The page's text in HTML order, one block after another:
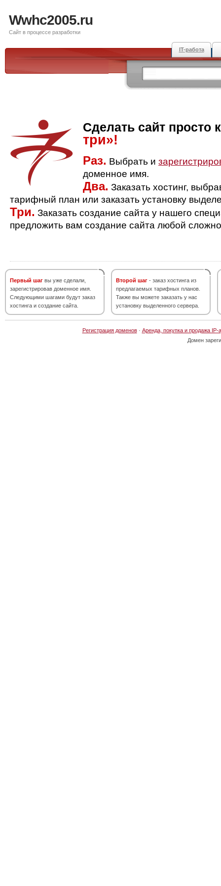
Wwhc2005.ru
Сайт в процессе разработки
IT-работа
Сделать сайт просто
три»!
Раз. Выбрать и
доменное имя.
Два. Заказать хостинг,
тарифный план или заказать установку
Три. Заказать создание сайта у нашего
предложить вам создание сайта любой
Первый шаг вы уже сделали,
зарегистрировав доменное имя.
Следующими шагами будут заказ
хостинга и создание сайта.
Второй шаг - заказ хостинга из
предлагаемых тарифных планов.
Также вы можете заказать у нас
установку выделенного сервера.
Регистрация доменов· Аренда, покупка и продажа IP-
Домен